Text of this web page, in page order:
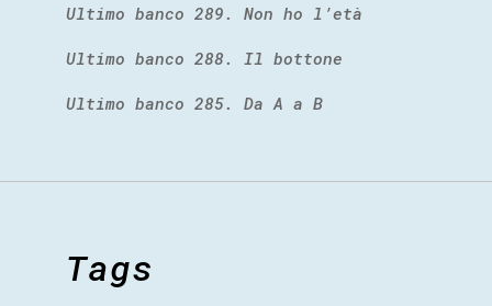
Ultimo banco 289. Non ho l’età
Ultimo banco 288. Il bottone
Ultimo banco 285. Da A a B
Tags